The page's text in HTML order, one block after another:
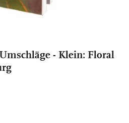
- Klein: Floral